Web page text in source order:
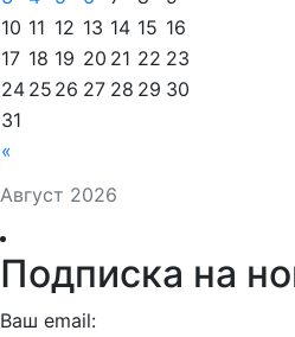
Август 2026
«
10 11 12 13 14 15 16
17 18 19 20 21 22 23
24 25 26 27 28 29 30
31
Подписка на
Ваш email: